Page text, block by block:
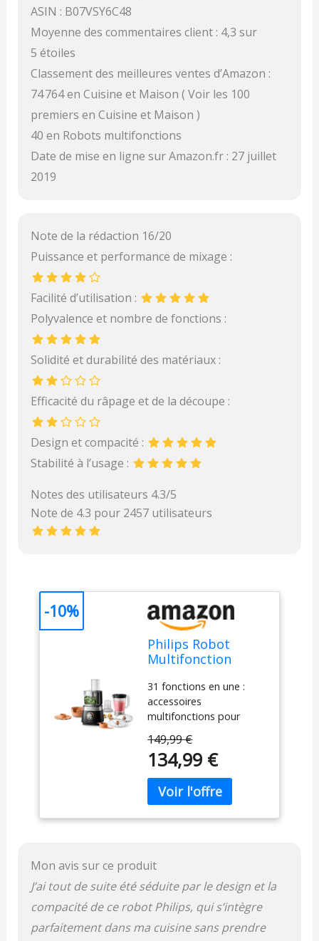
ASIN : B07VSY6C48
Moyenne des commentaires client : 4,3 sur
5 étoiles
Classement des meilleures ventes d’Amazon :
74 764 en Cuisine et Maison ( Voir les 100
premiers en Cuisine et Maison )
40 en Robots multifonctions
Date de mise en ligne sur Amazon.fr : 27 juillet
2019
Note de la rédaction 16/20
Puissance et performance de mixage :
Facilité d’utilisation :
Polyvalence et nombre de fonctions :
Solidité et durabilité des matériaux :
Efficacité du râpage et de la découpe :
Design et compacité :
Stabilité à l’usage :
Notes des utilisateurs 4.3/5
Note de 4.3 pour 2457 utilisateurs
Philips Robot
Multifonction
31 Fonctions, Bol
de 2.1L, Ultra
Puissant, Lame en
Acier Inoxydable
(HR7530/10)
31 fonctions en une :
accessoires
multifonctions pour
émincer, trancher,
déchiqueter, fouetter,
battre, pétrir,
émulsionner et plus -
Pichet mélangeur,
presse-agrumes et
effort : le puissant
moteur de 850 W
transforme facilement
les ingrédients, de la
pâte à pain aux légumes
149,99 €
134,99 €
-10%
Mon avis sur ce produit
J’ai tout de suite été séduite par le design et la
compacité de ce robot Philips, qui s’intègre
parfaitement dans ma cuisine sans prendre